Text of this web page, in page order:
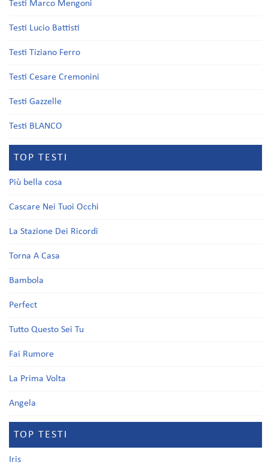
Testi Marco Mengoni
Testi Lucio Battisti
Testi Tiziano Ferro
Testi Cesare Cremonini
Testi Gazzelle
Testi BLANCO
TOP TESTI
Più bella cosa
Cascare Nei Tuoi Occhi
La Stazione Dei Ricordi
Torna A Casa
Bambola
Perfect
Tutto Questo Sei Tu
Fai Rumore
La Prima Volta
Angela
TOP TESTI
Iris